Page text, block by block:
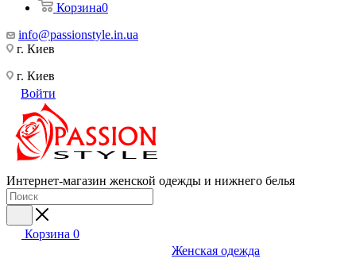
Корзина0
info@passionstyle.in.ua
г. Киев
г. Киев
Войти
Интернет-магазин женской одежды и нижнего белья
Корзина 0
Женская одежда